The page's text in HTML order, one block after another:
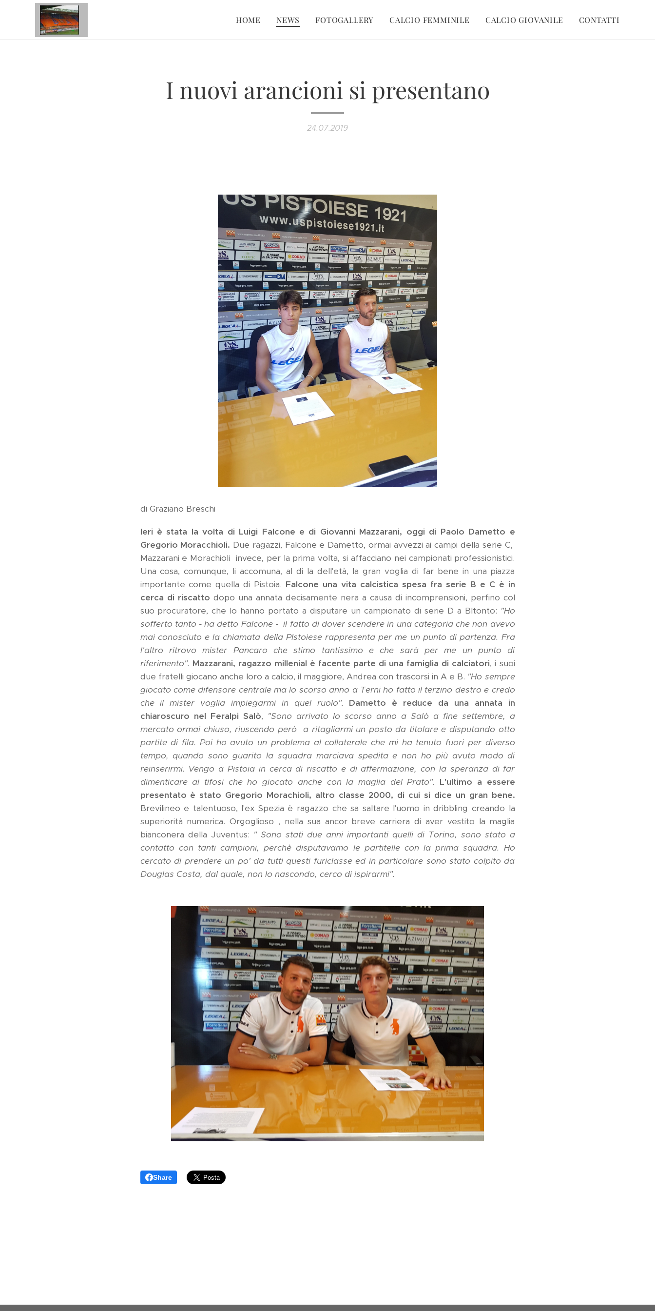
HOME NEWS FOTOGALLERY CALCIO FEMMINILE CALCIO GIOVANILE CONTATTI
I nuovi arancioni si presentano
24.07.2019
di Graziano Breschi
Ieri è stata la volta di Luigi Falcone e di Giovanni Mazzarani, oggi di Paolo Dametto e
Gregorio Moracchioli. Due ragazzi, Falcone e Dametto, ormai avvezzi ai campi della serie C,
Mazzarani e Morachioli invece, per la prima volta, si affacciano nei campionati professionistici.
Una cosa, comunque, li accomuna, al di la dell'età, la gran voglia di far bene in una piazza
importante come quella di Pistoia. Falcone una vita calcistica spesa fra serie B e C è in
cerca di riscatto dopo una annata decisamente nera a causa di incomprensioni, perfino col
suo procuratore, che lo hanno portato a disputare un campionato di serie D a BItonto: "Ho
sofferto tanto - ha detto Falcone - il fatto di dover scendere in una categoria che non avevo
mai conosciuto e la chiamata della PIstoiese rappresenta per me un punto di partenza. Fra
l'altro ritrovo mister Pancaro che stimo tantissimo e che sarà per me un punto di
riferimento". Mazzarani, ragazzo millenial è facente parte di una famiglia di calciatori, i suoi
due fratelli giocano anche loro a calcio, il maggiore, Andrea con trascorsi in A e B. "Ho sempre
giocato come difensore centrale ma lo scorso anno a Terni ho fatto il terzino destro e credo
che il mister voglia impiegarmi in quel ruolo".
Dametto è reduce da una annata in
chiaroscuro nel Feralpi Salò, "Sono arrivato lo scorso anno a Salò a fine settembre, a
mercato ormai chiuso, riuscendo però a ritagliarmi un posto da titolare e disputando otto
partite di fila. Poi ho avuto un problema al collaterale che mi ha tenuto fuori per diverso
tempo, quando sono guarito la squadra marciava spedita e non ho più avuto modo di
reinserirmi. Vengo a Pistoia in cerca di riscatto e di affermazione, con la speranza di far
dimenticare ai tifosi che ho giocato anche con la maglia del Prato". L'ultimo a essere
presentato è stato Gregorio Morachioli, altro classe 2000, di cui si dice un gran bene.
Brevilineo e talentuoso, l'ex Spezia è ragazzo che sa saltare l'uomo in dribbling creando la
superiorità numerica. Orgoglioso , nella sua ancor breve carriera di aver vestito la maglia
bianconera della Juventus: " Sono stati due anni importanti quelli di Torino, sono stato a
contatto con tanti campioni, perchè disputavamo le partitelle con la prima squadra. Ho
cercato di prendere un po' da tutti questi furiclasse ed in particolare sono stato colpito da
Douglas Costa, dal quale, non lo nascondo, cerco di ispirarmi".
Share